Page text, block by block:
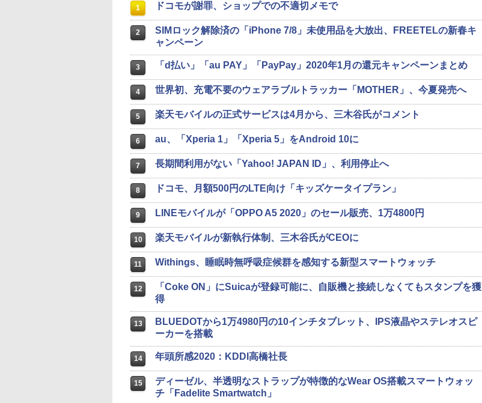
1 ドコモが謝罪、ショップでの不適切メモで
2
SIMロック解除済の「iPhone 7/8」未使用品を大放出、FREETELの新春キ
ャンペーン
3 「d払い」「au PAY」「PayPay」2020年1月の還元キャンペーンまとめ
4 世界初、充電不要のウェアラブルトラッカー「MOTHER」、今夏発売へ
5 楽天モバイルの正式サービスは4月から、三木谷氏がコメント
6 au、「Xperia 1」「Xperia 5」をAndroid 10に
7 長期間利用がない「Yahoo! JAPAN ID」、利用停止へ
8 ドコモ、月額500円のLTE向け「キッズケータイプラン」
9 LINEモバイルが「OPPO A5 2020」のセール販売、1万4800円
10 楽天モバイルが新執行体制、三木谷氏がCEOに
11 Withings、睡眠時無呼吸症候群を感知する新型スマートウォッチ
12
「Coke ON」にSuicaが登録可能に、自販機と接続しなくてもスタンプを獲
得
13
BLUEDOTから1万4980円の10インチタブレット、IPS液晶やステレオスピ
ーカーを搭載
14 年頭所感2020：KDDI高橋社長
15
ディーゼル、半透明なストラップが特徴的なWear OS搭載スマートウォッ
チ「Fadelite Smartwatch」